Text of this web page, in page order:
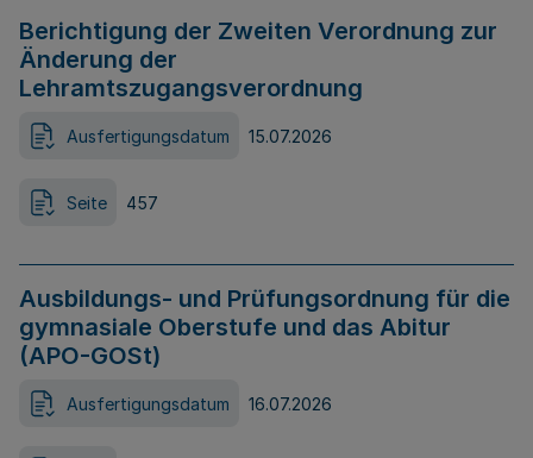
Berichtigung der Zweiten Verordnung zur
Änderung der
Lehramtszugangsverordnung
Ausfertigungsdatum 15.07.2026
Seite 457
Ausbildungs- und Prüfungsordnung für die
gymnasiale Oberstufe und das Abitur
(APO-GOSt)
Ausfertigungsdatum 16.07.2026